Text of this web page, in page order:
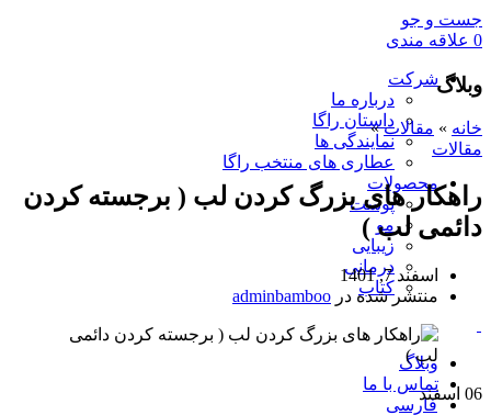
جست و جو
0 علاقه مندی
شرکت
درباره ما
داستان راگا
نمایندگی ها
عطاری های منتخب راگا
محصولات
پوست
مو
زیبایی
درمانی
کتاب
وبلاگ
تماس با ما
فارسی
وبلاگ
خانه » مقالات»
مقالات
راهکار های بزرگ کردن لب ( برجسته کردن
دائمی لب )
اسفند 7, 1401
منتشر شده در adminbamboo
06 اسفند